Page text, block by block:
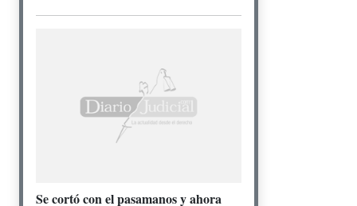
Se cortó con el pasamanos y ahora